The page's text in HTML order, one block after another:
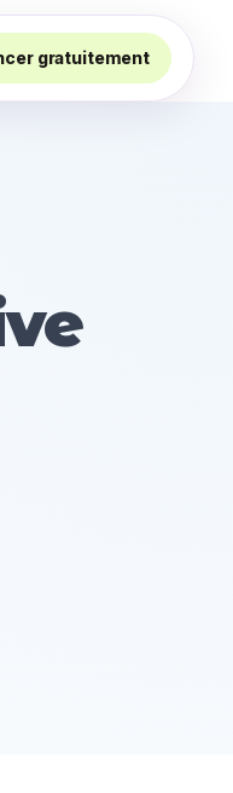
gratuitement